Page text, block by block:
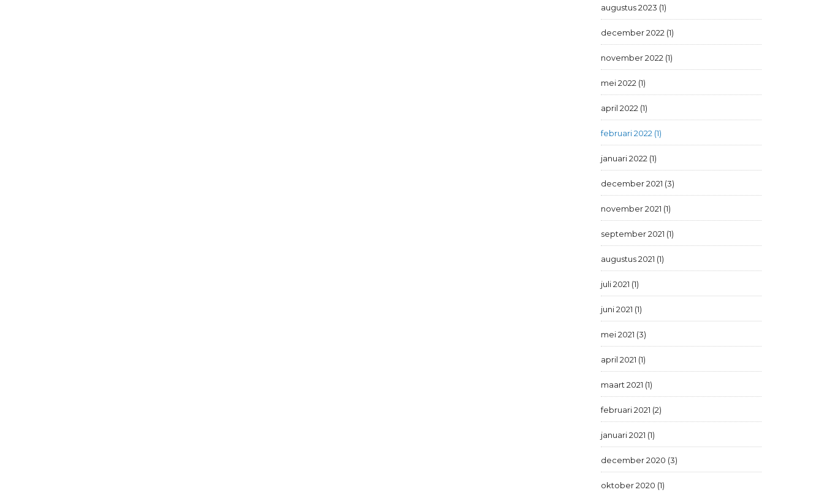
augustus 2023 (1)
december 2022 (1)
november 2022 (1)
mei 2022 (1)
april 2022 (1)
februari 2022 (1)
januari 2022 (1)
december 2021 (3)
november 2021 (1)
september 2021 (1)
augustus 2021 (1)
juli 2021 (1)
juni 2021 (1)
mei 2021 (3)
april 2021 (1)
maart 2021 (1)
februari 2021 (2)
januari 2021 (1)
december 2020 (3)
oktober 2020 (1)